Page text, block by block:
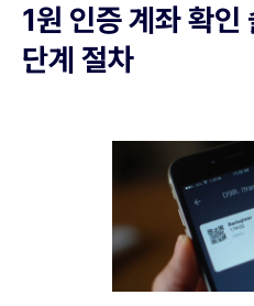
1원 인증 계좌 확
단계 절차